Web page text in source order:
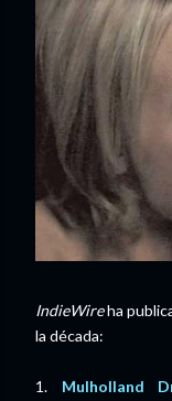
IndieWireha
la década:
1. Mulholland